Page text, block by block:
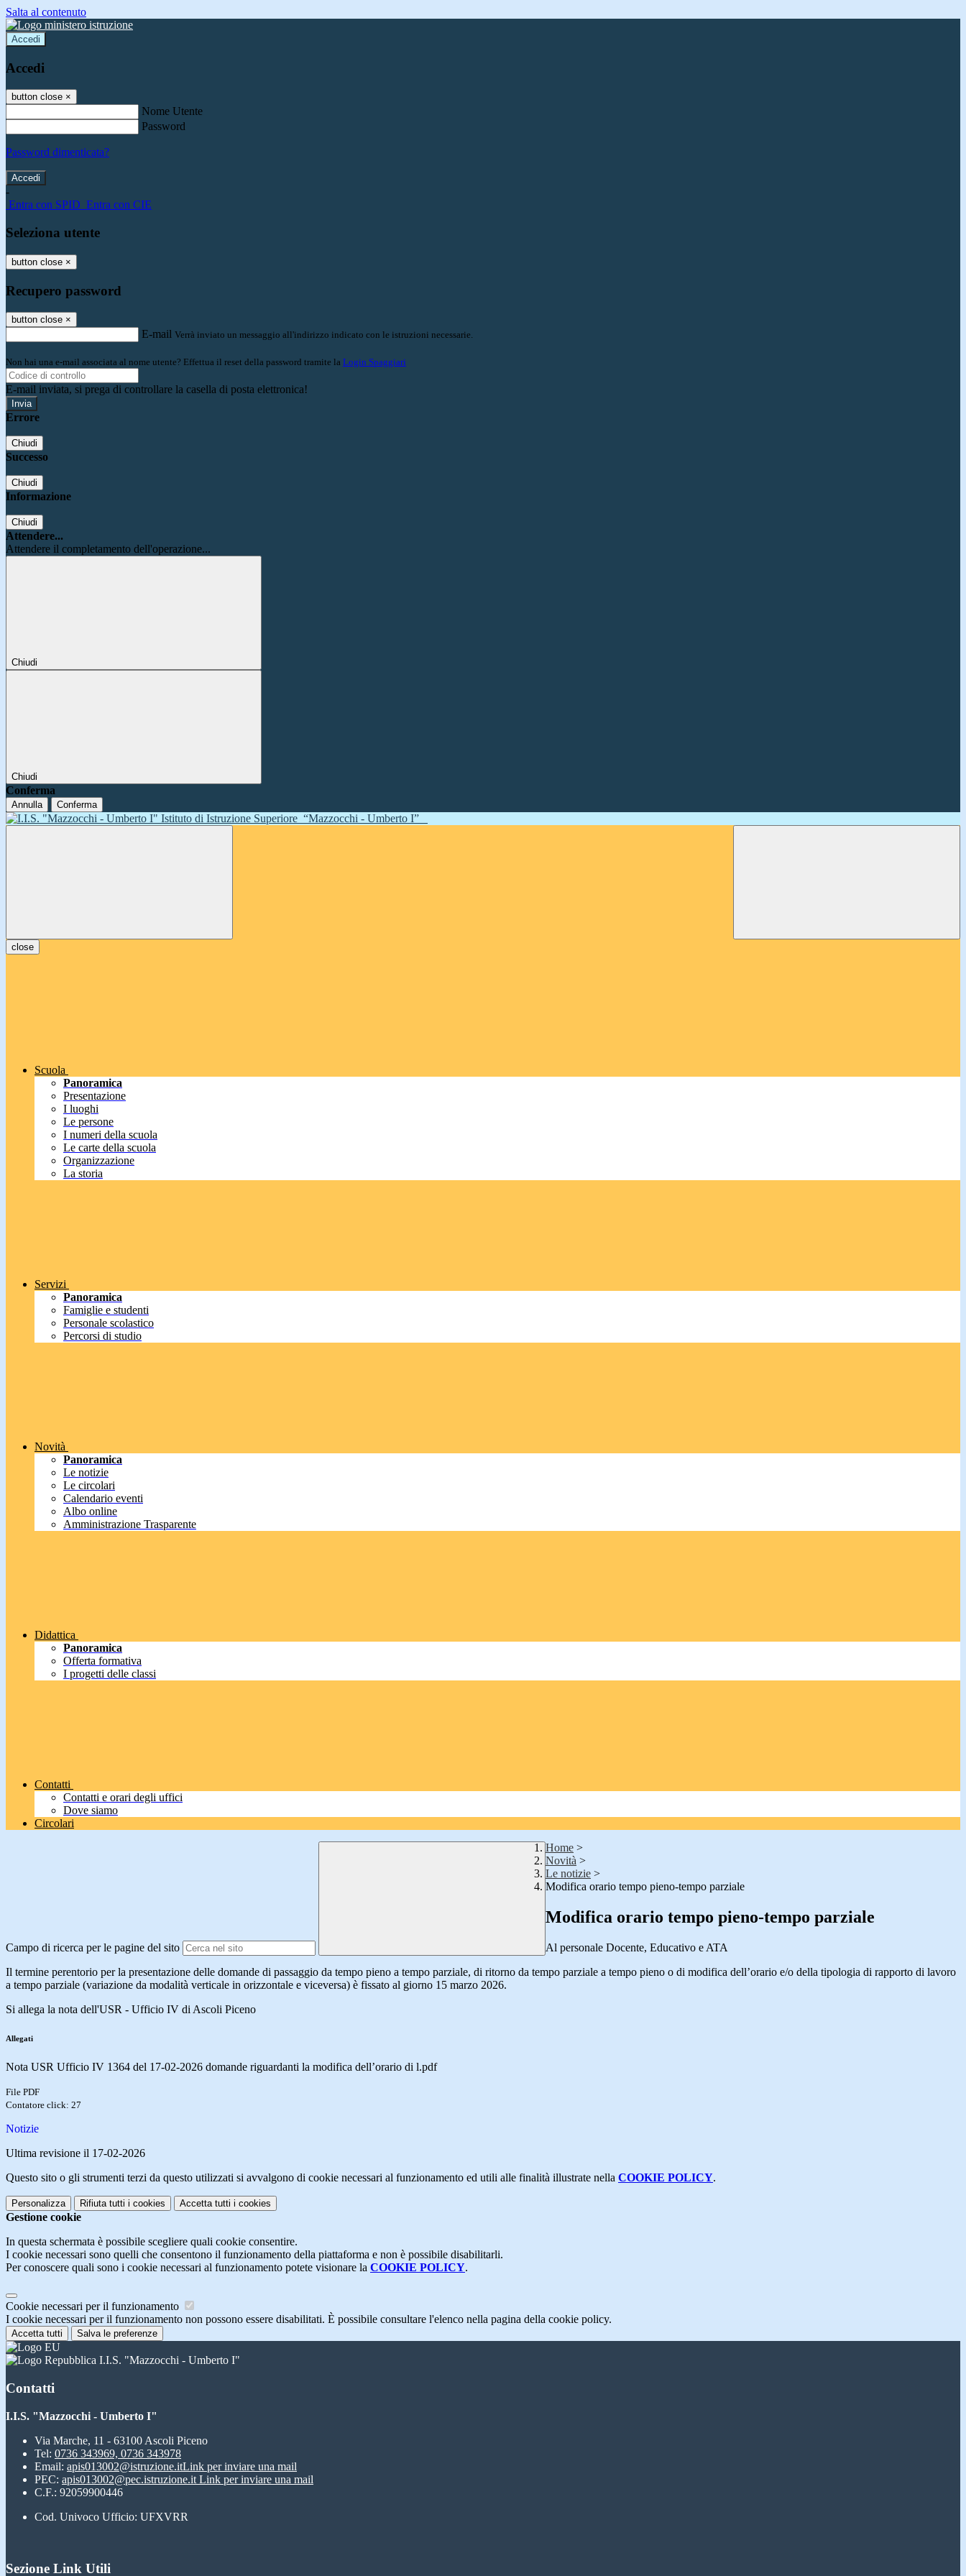
Salta al contenuto
Accedi
Accedi
button close ×
Nome Utente
Password
Password dimenticata?
-
Entra con SPID Entra con CIE
Seleziona utente
button close ×
Recupero password
button close ×
E-mail Verrà inviato un messaggio all'indirizzo indicato con le istruzioni necessarie.
Non hai una e-mail associata al nome utente? Effettua il reset della password tramite la Login Spaggiari
E-mail inviata, si prega di controllare la casella di posta elettronica!
Errore
Chiudi
Successo
Chiudi
Informazione
Chiudi
Attendere...
Attendere il completamento dell'operazione...
Chiudi
Chiudi
Conferma
Annulla Conferma
Istituto di Istruzione Superiore “Mazzocchi - Umberto I”
close
Scuola
Panoramica
Presentazione
I luoghi
Le persone
I numeri della scuola
Le carte della scuola
Organizzazione
La storia
Servizi
Panoramica
Famiglie e studenti
Personale scolastico
Percorsi di studio
Novità
Panoramica
Le notizie
Le circolari
Calendario eventi
Albo online
Amministrazione Trasparente
Didattica
Panoramica
Offerta formativa
I progetti delle classi
Contatti
Contatti e orari degli uffici
Dove siamo
Circolari
Campo di ricerca per le pagine del sito
Home >
Novità >
Le notizie >
Modifica orario tempo pieno-tempo parziale
Modifica orario tempo pieno-tempo parziale
Al personale Docente, Educativo e ATA
Il termine perentorio per la presentazione delle domande di passaggio da tempo pieno a tempo parziale, di ritorno da tempo parziale a tempo pieno o di modifica dell’orario e/o della tipologia di rapporto di lavoro
a tempo parziale (variazione da modalità verticale in orizzontale e viceversa) è fissato al giorno 15 marzo 2026.
Si allega la nota dell'USR - Ufficio IV di Ascoli Piceno
Allegati
Nota USR Ufficio IV 1364 del 17-02-2026 domande riguardanti la modifica dell’orario di l.pdf
File PDF
Contatore click: 27
Notizie
Ultima revisione il 17-02-2026
Questo sito o gli strumenti terzi da questo utilizzati si avvalgono di cookie necessari al funzionamento ed utili alle finalità illustrate nella COOKIE POLICY.
Personalizza Rifiuta tutti i cookies Accetta tutti i cookies
Gestione cookie
In questa schermata è possibile scegliere quali cookie consentire.
I cookie necessari sono quelli che consentono il funzionamento della piattaforma e non è possibile disabilitarli.
Per conoscere quali sono i cookie necessari al funzionamento potete visionare la COOKIE POLICY.
Cookie necessari per il funzionamento
I cookie necessari per il funzionamento non possono essere disabilitati. È possibile consultare l'elenco nella pagina della cookie policy.
Accetta tutti Salva le preferenze
I.I.S. "Mazzocchi - Umberto I"
Contatti
I.I.S. "Mazzocchi - Umberto I"
Via Marche, 11 - 63100 Ascoli Piceno
Tel: 0736 343969, 0736 343978
Email: apis013002@istruzione.itLink per inviare una mail
PEC: apis013002@pec.istruzione.it Link per inviare una mail
C.F.: 92059900446
Cod. Univoco Ufficio: UFXVRR
Sezione Link Utili